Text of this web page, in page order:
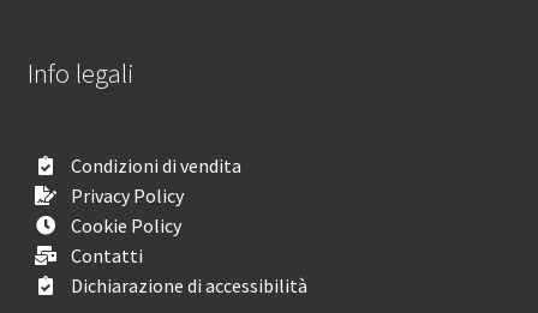
Info legali
Condizioni di vendita
Privacy Policy
Cookie Policy
Contatti
Dichiarazione di accessibilità